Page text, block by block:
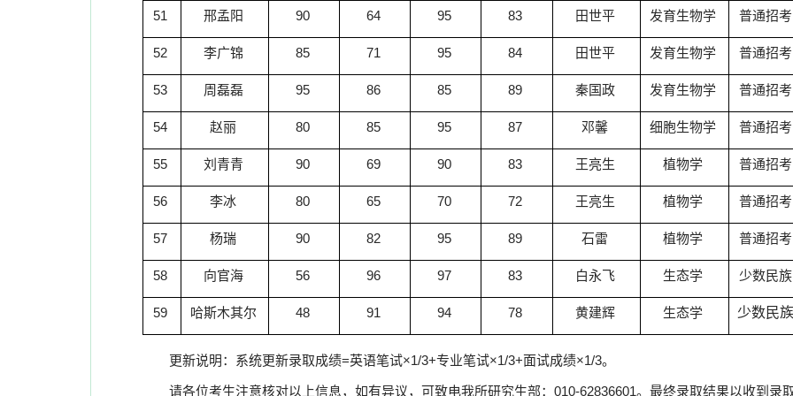
51 邢孟阳 90 64 95 83 田世平 发育生物学 普通招考
52 李广锦 85 71 95 84 田世平 发育生物学 普通招考
53 周磊磊 95 86 85 89 秦国政 发育生物学 普通招考
54 赵丽 80 85 95 87 邓馨 细胞生物学 普通招考
55 刘青青 90 69 90 83 王亮生 植物学 普通招考
56 李冰 80 65 70 72 王亮生 植物学 普通招考
57 杨瑞 90 82 95 89 石雷 植物学 普通招考
58 向官海 56 96 97 83 白永飞 生态学 少数民族
59 哈斯木其尔 48 91 94 78 黄建辉 生态学 少数民族
更新说明：系统更新录取成绩=英语笔试×1/3+专业笔试×1/3+面试成绩×1/3。
请各位考生注意核对以上信息，如有异议，可致电我所研究生部： 010-62836601。最终录取结果以收到录